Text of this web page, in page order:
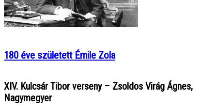
180 éve született Émile Zola
XIV. Kulcsár Tibor verseny – Zsoldos Virág Ágnes,
Nagymegyer